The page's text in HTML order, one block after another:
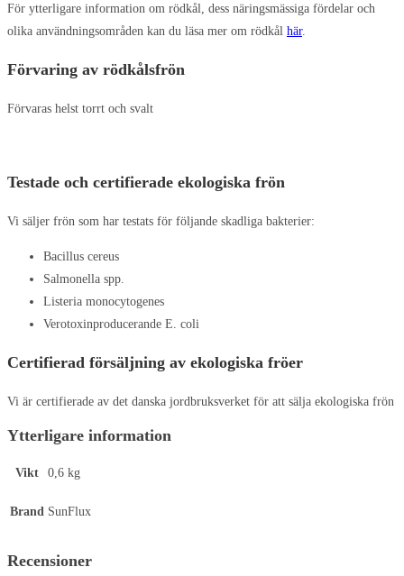
För ytterligare information om rödkål, dess näringsmässiga fördelar och
olika användningsområden kan du läsa mer om rödkål här.
Förvaring av rödkålsfrön
Förvaras helst torrt och svalt
Testade och certifierade ekologiska frön
Vi säljer frön som har testats för följande skadliga bakterier:
Bacillus cereus
Salmonella spp.
Listeria monocytogenes
Verotoxinproducerande E. coli
Certifierad försäljning av ekologiska fröer
Vi är certifierade av det danska jordbruksverket för att sälja ekologiska frön
Ytterligare information
Vikt 0,6 kg
Brand SunFlux
Recensioner